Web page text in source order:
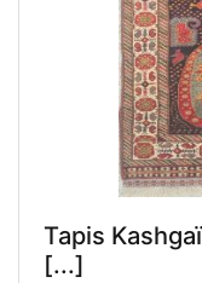
Tapis
[...]